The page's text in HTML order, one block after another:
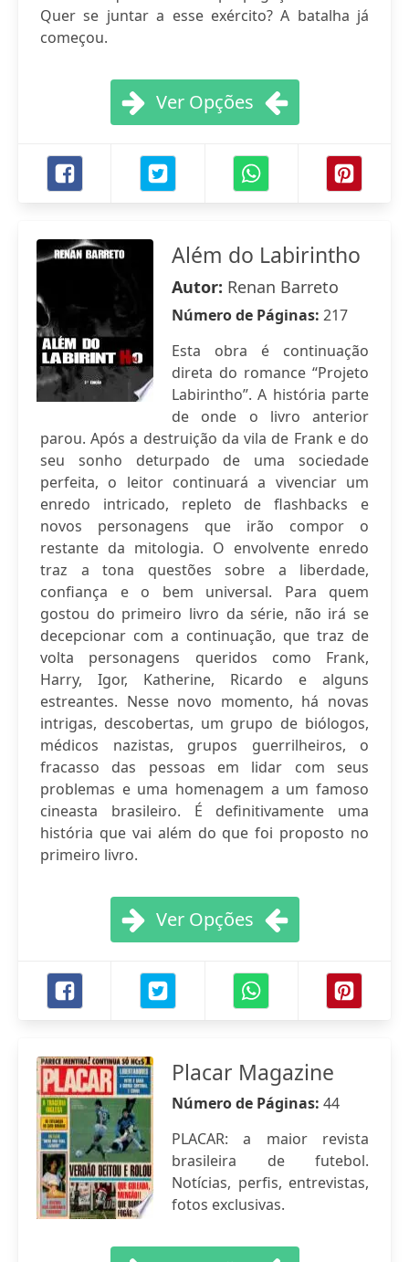
Quer se juntar a esse exército? A batalha já
começou.
Ver Opções
Além do Labirintho
Autor: Renan Barreto
Número de Páginas: 217
Esta obra é continuação
direta do romance “Projeto
Labirintho”. A história parte
de onde o livro anterior
parou. Após a destruição da vila de Frank e do
seu sonho deturpado de uma sociedade
perfeita, o leitor continuará a vivenciar um
enredo intricado, repleto de flashbacks e
novos personagens que irão compor o
restante da mitologia. O envolvente enredo
traz a tona questões sobre a liberdade,
confiança e o bem universal. Para quem
gostou do primeiro livro da série, não irá se
decepcionar com a continuação, que traz de
volta personagens queridos como Frank,
Harry, Igor, Katherine, Ricardo e alguns
estreantes. Nesse novo momento, há novas
intrigas, descobertas, um grupo de biólogos,
médicos nazistas, grupos guerrilheiros, o
fracasso das pessoas em lidar com seus
problemas e uma homenagem a um famoso
cineasta brasileiro. É definitivamente uma
história que vai além do que foi proposto no
primeiro livro.
Ver Opções
Placar Magazine
Número de Páginas: 44
PLACAR: a maior revista
brasileira de futebol.
Notícias, perfis, entrevistas,
fotos exclusivas.